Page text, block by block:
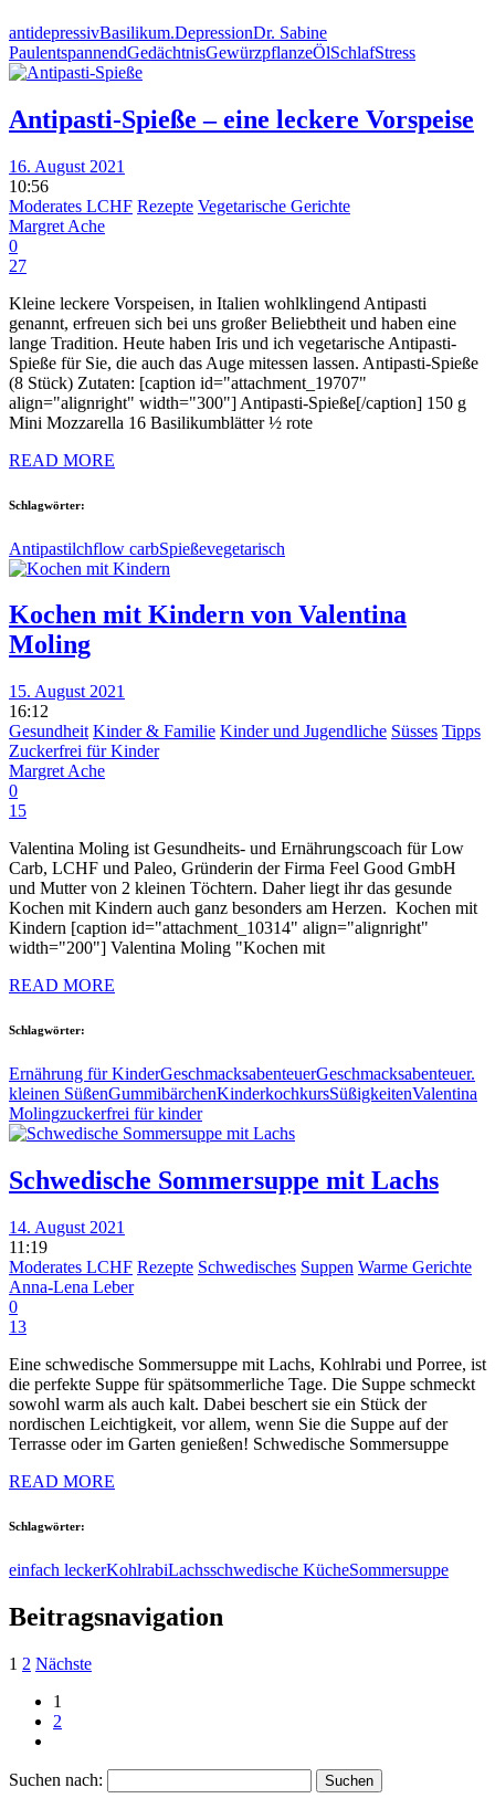
antidepressivBasilikum.DepressionDr. Sabine
PaulentspannendGedächtnisGewürzpflanzeÖlSchlafStress
Antipasti-Spieße – eine leckere Vorspeise
16. August 2021
10:56
Moderates LCHF Rezepte Vegetarische Gerichte
Margret Ache
0
27
Kleine leckere Vorspeisen, in Italien wohlklingend Antipasti
genannt, erfreuen sich bei uns großer Beliebtheit und haben eine
lange Tradition. Heute haben Iris und ich vegetarische Antipasti-
Spieße für Sie, die auch das Auge mitessen lassen. Antipasti-Spieße
(8 Stück) Zutaten: [caption id="attachment_19707"
align="alignright" width="300"] Antipasti-Spieße[/caption] 150 g
Mini Mozzarella 16 Basilikumblätter ½ rote
READ MORE
Schlagwörter:
Antipastilchflow carbSpießevegetarisch
Kochen mit Kindern von Valentina
Moling
15. August 2021
16:12
Gesundheit Kinder & Familie Kinder und Jugendliche Süsses Tipps
Zuckerfrei für Kinder
Margret Ache
0
15
Valentina Moling ist Gesundheits- und Ernährungscoach für Low
Carb, LCHF und Paleo, Gründerin der Firma Feel Good GmbH
und Mutter von 2 kleinen Töchtern. Daher liegt ihr das gesunde
Kochen mit Kindern auch ganz besonders am Herzen. Kochen mit
Kindern [caption id="attachment_10314" align="alignright"
width="200"] Valentina Moling "Kochen mit
READ MORE
Schlagwörter:
Ernährung für KinderGeschmacksabenteuerGeschmacksabenteuer.
kleinen SüßenGummibärchenKinderkochkursSüßigkeitenValentina
Molingzuckerfrei für kinder
Schwedische Sommersuppe mit Lachs
14. August 2021
11:19
Moderates LCHF Rezepte Schwedisches Suppen Warme Gerichte
Anna-Lena Leber
0
13
Eine schwedische Sommersuppe mit Lachs, Kohlrabi und Porree, ist
die perfekte Suppe für spätsommerliche Tage. Die Suppe schmeckt
sowohl warm als auch kalt. Dabei beschert sie ein Stück der
nordischen Leichtigkeit, vor allem, wenn Sie die Suppe auf der
Terrasse oder im Garten genießen! Schwedische Sommersuppe
READ MORE
Schlagwörter:
einfach leckerKohlrabiLachsschwedische KücheSommersuppe
Beitragsnavigation
1 2 Nächste
1
2
Suchen nach: